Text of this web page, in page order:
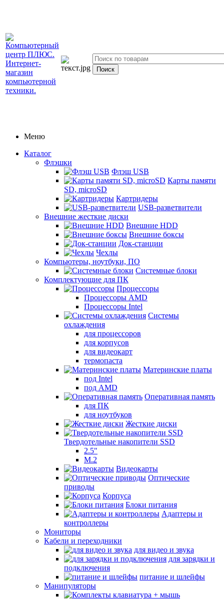
Меню
Каталог
Флэшки
Флэш USB
Карты памяти
SD, microSD
Картридеры
USB-разветвители
Внешние жесткие диски
Внешние HDD
Внешние боксы
Док-станции
Чехлы
Компьютеры, ноутбуки, ПО
Системные блоки
Комплектующие для ПК
Процессоры
Процессоры AMD
Процессоры Intel
Системы
охлаждения
для процессоров
для корпусов
для видеокарт
термопаста
Материнские платы
под Intel
под AMD
Оперативная память
для ПК
для ноутбуков
Жесткие диски
Твердотельные накопители SSD
2.5"
M.2
Видеокарты
Оптические
приводы
Корпуса
Блоки питания
Адаптеры и
контроллеры
Мониторы
Кабели и переходники
для видео и звука
для зарядки и
подключения
питание и шлейфы
Манипуляторы